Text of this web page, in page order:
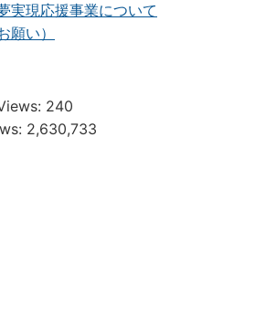
実現応援事業について
願い）
240
2,630,733